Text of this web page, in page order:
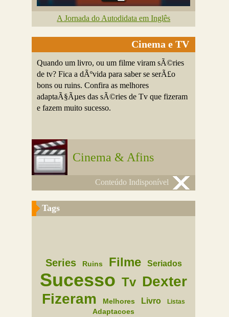
A Jornada do Autodidata em Inglês
Cinema e TV
Quando um livro, ou um filme viram sÃ©ries
de tv? Fica a dÃºvida para saber se serÃ£o
bons ou ruins. Confira as melhores
adaptaÃ§Ãµes das sÃ©ries de Tv que fizeram
e fazem muito sucesso.
Cinema & Afins
Conteúdo Indisponível
Tags
Series Ruins Filme Seriados
Sucesso Tv Dexter
Fizeram
Melhores Livro Listas
Adaptacoes